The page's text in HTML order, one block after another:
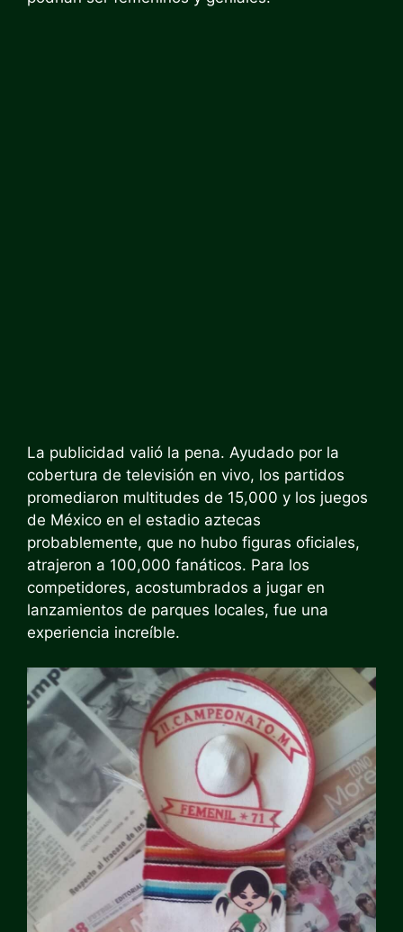
La publicidad valió la pena. Ayudado por la
cobertura de televisión en vivo, los partidos
promediaron multitudes de 15,000 y los juegos
de México en el estadio aztecas
probablemente, que no hubo figuras oficiales,
atrajeron a 100,000 fanáticos. Para los
competidores, acostumbrados a jugar en
lanzamientos de parques locales, fue una
experiencia increíble.